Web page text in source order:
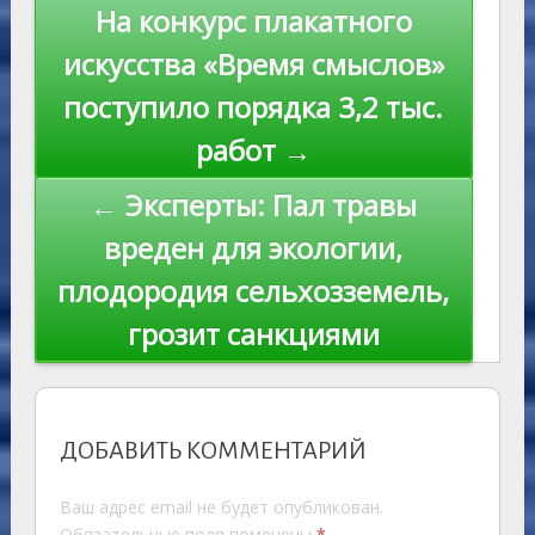
ni
ki
al
n
k
Навигация
записям
На конкурс плакатного
искусства «Время смыслов»
поступило порядка 3,2 тыс.
работ →
← Эксперты: Пал травы
вреден для экологии,
плодородия сельхозземель,
грозит санкциями
ДОБАВИТЬ КОММЕНТАРИЙ
Ваш адрес email не будет опубликован.